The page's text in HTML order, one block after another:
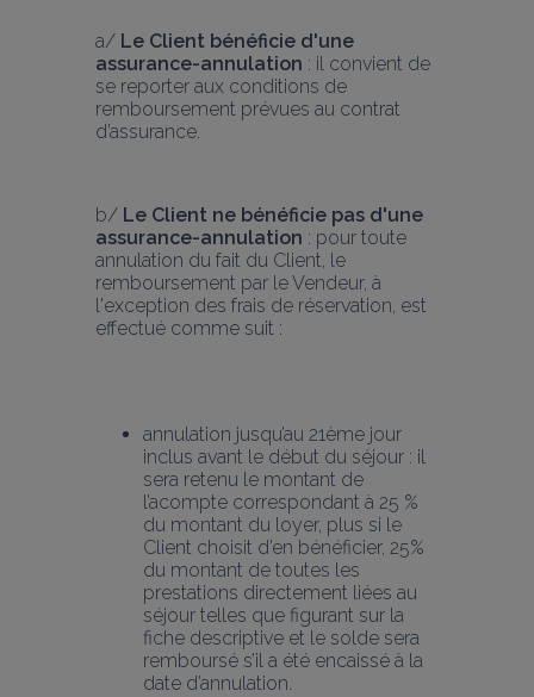
a/ Le Client bénéficie d'une
assurance-annulation : il convient de
se reporter aux conditions de
remboursement prévues au contrat
d’assurance.
b/ Le Client ne bénéficie pas d'une
assurance-annulation : pour toute
annulation du fait du Client, le
remboursement par le Vendeur, à
l'exception des frais de réservation, est
effectué comme suit :
annulation jusqu’au 21ème jour
inclus avant le début du séjour : il
sera retenu le montant de
l’acompte correspondant à 25 %
du montant du loyer, plus si le
Client choisit d’en bénéficier, 25%
du montant de toutes les
prestations directement liées au
séjour telles que figurant sur la
fiche descriptive et le solde sera
remboursé s’il a été encaissé à la
date d’annulation.